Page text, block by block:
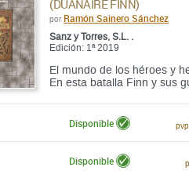
(DUANAIRE FINN)
por Ramón Sainero Sánchez
Sanz y Torres, S.L. .
Edición: 1ª 2019
El mundo de los héroes y
En esta batalla Finn y sus
Disponible pvp.
Disponible